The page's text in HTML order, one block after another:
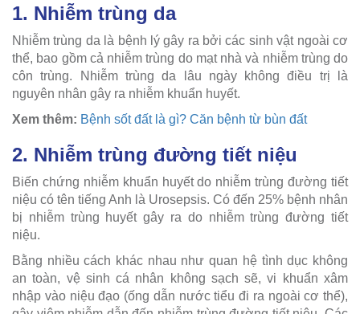
1. Nhiễm trùng da
Nhiễm trùng da là bệnh lý gây ra bởi các sinh vật ngoài cơ
thể, bao gồm cả nhiễm trùng do mạt nhà và nhiễm trùng do
côn trùng. Nhiễm trùng da lâu ngày không điều trị là
nguyên nhân gây ra nhiễm khuẩn huyết.
Xem thêm: Bệnh sốt đất là gì? Căn bệnh từ bùn đất
2. Nhiễm trùng đường tiết niệu
Biến chứng nhiễm khuẩn huyết do nhiễm trùng đường tiết
niệu có tên tiếng Anh là Urosepsis. Có đến 25% bệnh nhân
bị nhiễm trùng huyết gây ra do nhiễm trùng đường tiết
niệu.
Bằng nhiều cách khác nhau như quan hệ tình dục không
an toàn, vệ sinh cá nhân không sạch sẽ, vi khuẩn xâm
nhập vào niệu đạo (ống dẫn nước tiểu đi ra ngoài cơ thể),